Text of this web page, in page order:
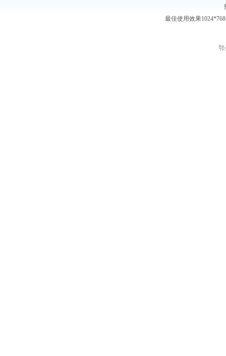
最佳使用效果
鄂